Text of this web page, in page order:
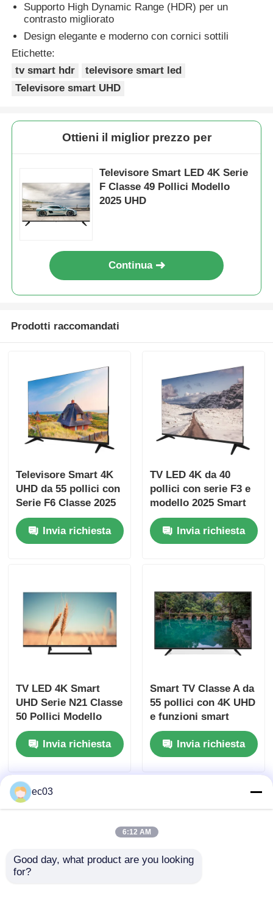
Visita alla fabbrica
Controllo di qualità
Notizie
Chiedi un preventivo
il hd ha condotto la TV
Televisore LED 4K
Monitor per computer
TV impermeabile
TV QLED
Supporto High Dynamic Range (HDR) per un
contrasto migliorato
Design elegante e moderno con cornici sottili
Etichette:
tv smart hdr
televisore smart led
Televisore smart UHD
Ottieni il miglior prezzo per
Televisore Smart LED 4K Serie
F Classe 49 Pollici Modello
2025 UHD
Continua
Prodotti raccomandati
Televisore Smart 4K
UHD da 55 pollici con
Serie F6 Classe 2025
Modello 3840 x 2160
Invia richiesta
TV LED 4K da 40
pollici con serie F3 e
modello 2025 Smart
Television
Invia richiesta
TV LED 4K Smart
UHD Serie N21 Classe
50 Pollici Modello
2025
Invia richiesta
Smart TV Classe A da
55 pollici con 4K UHD
e funzioni smart
Invia richiesta
ec03
6:12 AM
Good day, what product are you looking
for?